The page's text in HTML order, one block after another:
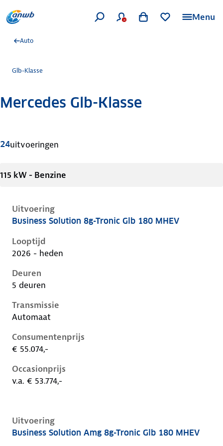
Menu
Auto
Glb-Klasse
Mercedes Glb-Klasse
24uitvoeringen
115 kW - Benzine
Uitvoering
Mercedes Glb-Klasse ii-x248, glb 180 mhev, 115 kW,
Business Solution 8g-Tronic Glb 180 MHEV
Looptijd
2026 - heden
Deuren
5 deuren
Transmissie
Automaat
Consumentenprijs
€ 55.074,-
Occasionprijs
v.a. € 53.774,-
Uitvoering
Mercedes Glb-Klasse ii-x248, glb 180 mhev, 115 kW,
Business Solution Amg 8g-Tronic Glb 180 MHEV